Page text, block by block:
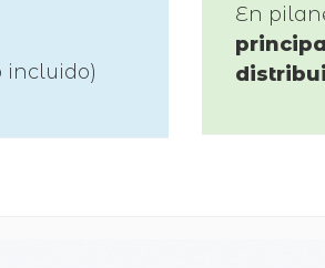
incluido)
En